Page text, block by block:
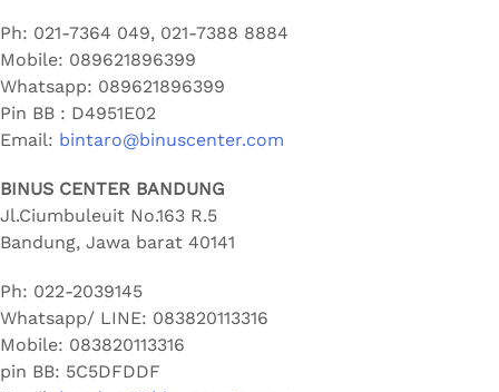
Ph: 021-7364 049, 021-7388 8884
Mobile: 089621896399
Whatsapp: 089621896399
Pin BB : D4951E02
Email: bintaro@binuscenter.com
BINUS CENTER BANDUNG
Jl.Ciumbuleuit No.163 R.5
Bandung, Jawa barat 40141
Ph: 022-2039145
Whatsapp/ LINE: 083820113316
Mobile: 083820113316
pin BB: 5C5DFDDF